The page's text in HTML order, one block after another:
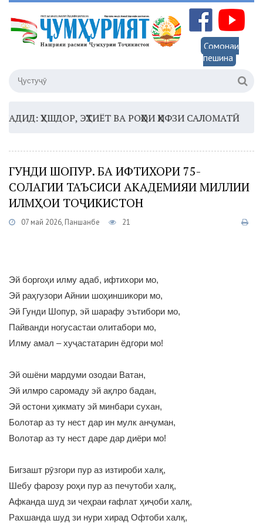
Сомонаи
пешина
ҲУШДОР, ЭҲТИЁТ ВА РОҲҲОИ ҲИФЗИ САЛОМАТӢ
ГУНДИ ШОПУР. БА ИФТИХОРИ 75-
СОЛАГИИ ТАЪСИСИ АКАДЕМИЯИ МИЛЛИИ
ИЛМҲОИ ТОҶИКИСТОН
07 май 2026, Панҷшанбе 21
Эй боргоҳи илму адаб, ифтихори мо,
Эй раҳгузори Айнии шоҳиншикори мо,
Эй Гунди Шопур, эй шарафу эътибори мо,
Пайванди ногусастаи олитабори мо,
Илму амал – хуҷастатарин ёдгори мо!
Эй ошёни мардуми озодаи Ватан,
Эй илмро саромаду эй ақлро бадан,
Эй остони ҳикмату эй минбари сухан,
Болотар аз ту нест дар ин мулк анҷуман,
Волотар аз ту нест даре дар диёри мо!
Бигзашт рӯзгори пур аз изтироби халқ,
Шебу фарозу роҳи пур аз печутоби халқ,
Афканда шуд зи чеҳраи ғафлат ҳиҷоби халқ,
Рахшанда шуд зи нури хирад Офтоби халқ,